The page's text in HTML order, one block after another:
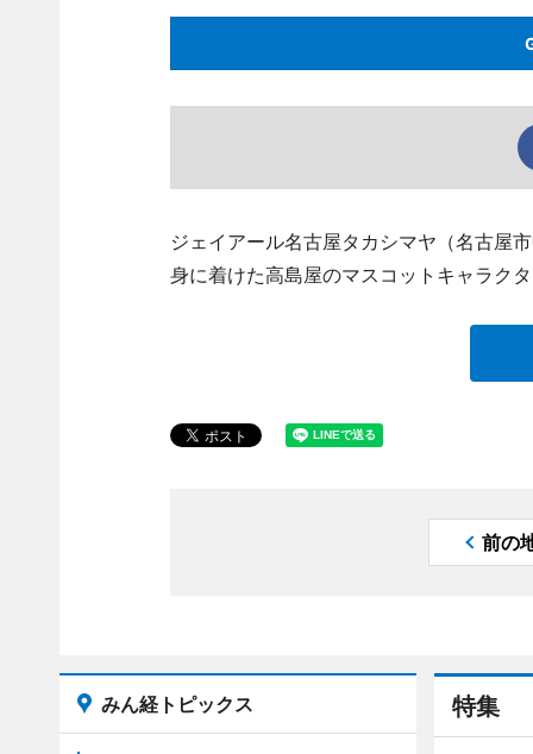
ジェイアール名古屋タカシマヤ（名古屋
身に着けた高島屋のマスコットキャラク
前の
特集
みん経トピックス